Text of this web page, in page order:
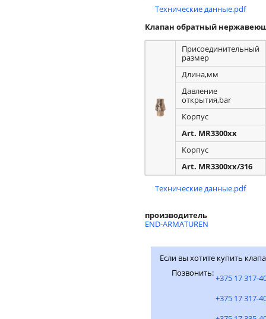
Технические данные.pdf
Клапан обратный
Присоединительный
размер
Длина,мм
Давление
открытия,bar
Корпус
Art. MR3300xx
Корпус
Art. MR3300xx/316
Технические данные.pdf
производитель
END-ARMATUREN
Если вы хотите купить
Позвонить:
+375 17 317-
+375 17 317-